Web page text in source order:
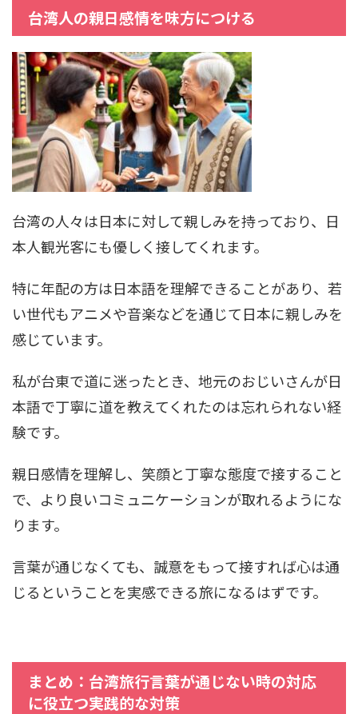
台湾人の親日感情を味方につける
台湾の人々は日本に対して親しみを持っており、日
本人観光客にも優しく接してくれます。
特に年配の方は日本語を理解できることがあり、若
い世代もアニメや音楽などを通じて日本に親しみを
感じています。
私が台東で道に迷ったとき、地元のおじいさんが日
本語で丁寧に道を教えてくれたのは忘れられない経
験です。
親日感情を理解し、笑顔と丁寧な態度で接すること
で、より良いコミュニケーションが取れるようにな
ります。
言葉が通じなくても、誠意をもって接すれば心は通
じるということを実感できる旅になるはずです。
まとめ：台湾旅行言葉が通じない時の対応
に役立つ実践的な対策